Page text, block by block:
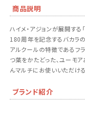
商品説明
ハイメ・アジョンが展開する
180周年を記念するバカラの
アルクールの特徴であるフ
つ葉をかたどった、ユーモ
んマルチにお使いいただけ
ブランド紹介